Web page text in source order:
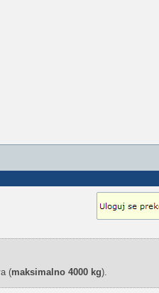
(maksimalno 4000 kg).